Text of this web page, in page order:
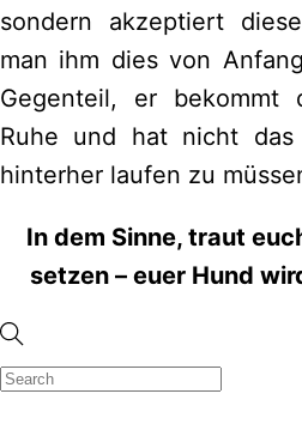
sondern akzeptiert
man ihm dies von
Gegenteil, er bekommt
Ruhe und hat nicht
hinterher laufen zu
In dem Sinne, traut
setzen – euer Hund